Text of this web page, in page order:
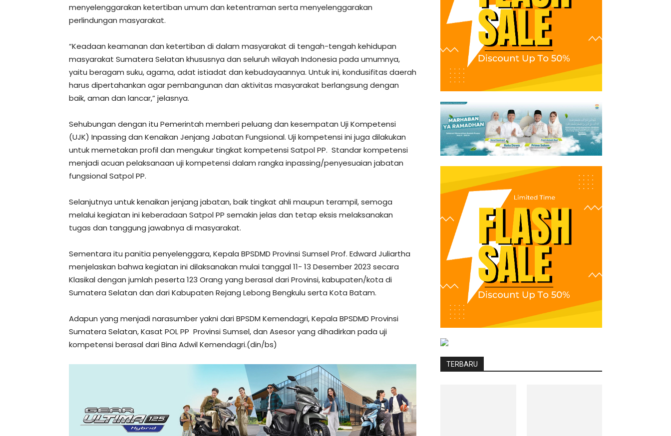
menyelenggarakan ketertiban umum dan ketentraman serta menyelenggarakan
perlindungan masyarakat.
“Keadaan keamanan dan ketertiban di dalam masyarakat di tengah-tengah kehidupan
masyarakat Sumatera Selatan khususnya dan seluruh wilayah Indonesia pada umumnya,
yaitu beragam suku, agama, adat istiadat dan kebudayaannya. Untuk ini, kondusifitas daerah
harus dipertahankan agar pembangunan dan aktivitas masyarakat berlangsung dengan
baik, aman dan lancar,” jelasnya.
Sehubungan dengan itu Pemerintah memberi peluang dan kesempatan Uji Kompetensi
(UJK) Inpassing dan Kenaikan Jenjang Jabatan Fungsional. Uji kompetensi ini juga dilakukan
untuk memetakan profil dan mengukur tingkat kompetensi Satpol PP. Standar kompetensi
menjadi acuan pelaksanaan uji kompetensi dalam rangka inpassing/penyesuaian jabatan
fungsional Satpol PP.
Selanjutnya untuk kenaikan jenjang jabatan, baik tingkat ahli maupun terampil, semoga
melalui kegiatan ini keberadaan Satpol PP semakin jelas dan tetap eksis melaksanakan
tugas dan tanggung jawabnya di masyarakat.
Sementara itu panitia penyelenggara, Kepala BPSDMD Provinsi Sumsel Prof. Edward Juliartha
menjelaskan bahwa kegiatan ini dilaksanakan mulai tanggal 11- 13 Desember 2023 secara
Klasikal dengan jumlah peserta 123 Orang yang berasal dari Provinsi, kabupaten/kota di
Sumatera Selatan dan dari Kabupaten Rejang Lebong Bengkulu serta Kota Batam.
Adapun yang menjadi narasumber yakni dari BPSDM Kemendagri, Kepala BPSDMD Provinsi
Sumatera Selatan, Kasat POL PP Provinsi Sumsel, dan Asesor yang dihadirkan pada uji
kompetensi berasal dari Bina Adwil Kemendagri.(din/bs)
TERBARU